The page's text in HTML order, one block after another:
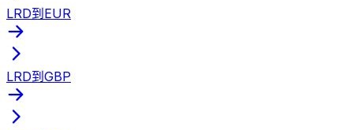
LRD到EUR
LRD到GBP